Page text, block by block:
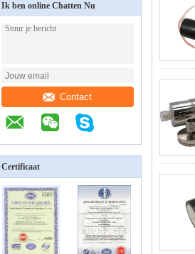
Ik ben online Chatten Nu
Contact
Certificaat